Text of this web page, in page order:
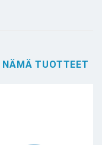
TUOTTEET